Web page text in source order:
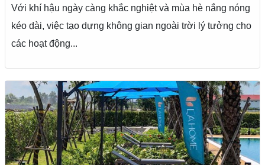
Với khí hậu ngày càng khắc nghiệt và mùa hè nắng nóng
kéo dài, việc tạo dựng không gian ngoài trời lý tưởng cho
các hoạt động...